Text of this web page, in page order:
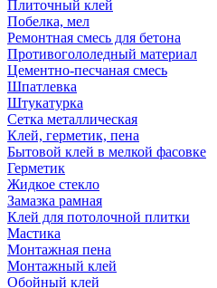
Плиточный клей
Побелка, мел
Ремонтная смесь для бетона
Противогололедный материал
Цементно-песчаная смесь
Шпатлевка
Штукатурка
Сетка металлическая
Клей, герметик, пена
Бытовой клей в мелкой фасовке
Герметик
Жидкое стекло
Замазка рамная
Клей для потолочной плитки
Мастика
Монтажная пена
Монтажный клей
Обойный клей